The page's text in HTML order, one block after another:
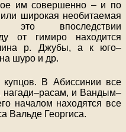
им совершенно – и по
широкая необитаемая
это впоследствии
от гимиро находится
р. Джубы, а к юго–
шуро и др.
купцов. В Абиссинии все
нагади–расам, и Вандым–
началом находятся все
Вальде Георгиса.